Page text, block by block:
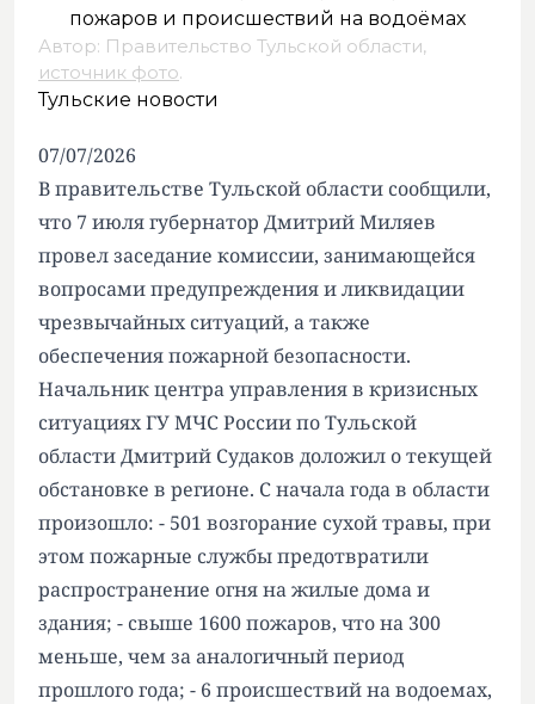
Автор: Правительство Тульской области,
источник фото.
Тульские новости
07/07/2026
В правительстве Тульской области сообщили,
что 7 июля губернатор Дмитрий Миляев
провел заседание комиссии, занимающейся
вопросами предупреждения и ликвидации
чрезвычайных ситуаций, а также
обеспечения пожарной безопасности.
Начальник центра управления в кризисных
ситуациях ГУ МЧС России по Тульской
области Дмитрий Судаков доложил о текущей
обстановке в регионе. С начала года в области
произошло: - 501 возгорание сухой травы, при
этом пожарные службы предотвратили
распространение огня на жилые дома и
здания; - свыше 1600 пожаров, что на 300
меньше, чем за аналогичный период
прошлого года; - 6 происшествий на водоемах,